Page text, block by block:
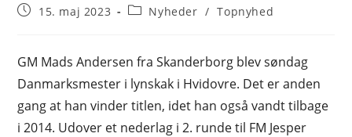
author:
Post15. maj 2023
PostNyheder / Topnyhed
GM Mads Andersen fra Skanderborg blev søndag
Danmarksmester i lynskak i Hvidovre. Det er anden
gang at han vinder titlen, idet han også vandt tilbage
i 2014. Udover et nederlag i 2. runde til FM Jesper